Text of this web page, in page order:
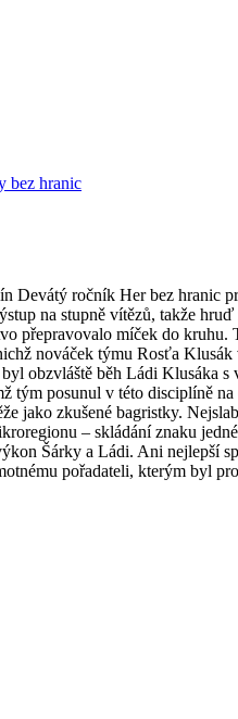
bez hranic
Devátý ročník Her bez hranic
na stupně vítězů, takže
přepravovalo míček do
nováček týmu Rosťa
obzvláště běh Ládi Klusáka
tým posunul v této disciplíně
jako zkušené bagristky.
– skládání znaku
Šárky a Ládi. Ani nejlepší
pořadateli, kterým byl